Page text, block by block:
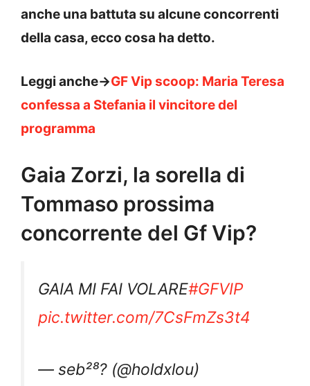
anche una battuta su alcune concorrenti
della casa, ecco cosa ha detto.
Leggi anche->GF Vip scoop: Maria Teresa
confessa a Stefania il vincitore del
programma
Gaia Zorzi, la sorella di
Tommaso prossima
concorrente del Gf Vip?
GAIA MI FAI VOLARE#GFVIP
pic.twitter.com/7CsFmZs3t4
— seb²⁸? (@holdxlou)